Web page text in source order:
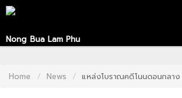
HOME
CONTACT
Nong Bua Lam Phu
Home News แหล่งโบราณคดีโนนดอนกลาง